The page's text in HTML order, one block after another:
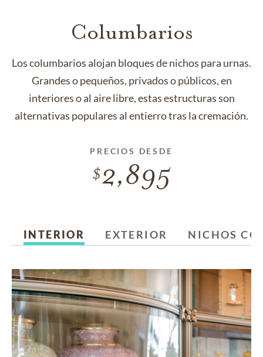
Columbarios
Los columbarios alojan bloques de nichos para urnas.
Grandes o pequeños, privados o públicos, en
interiores o al aire libre, estas estructuras son
alternativas populares al entierro tras la cremación.
PRECIOS DESDE
2,895
INTERIOR EXTERIOR NICHOS